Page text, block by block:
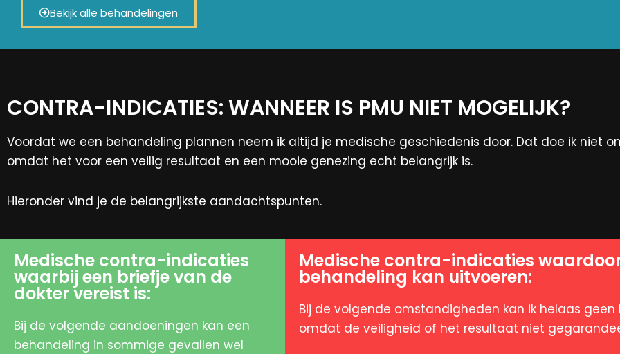
Bekijk alle behandelingen
CONTRA-INDICATIES: WANNEER IS PMU NIET MOGELIJK?
Voordat we een behandeling plannen neem ik altijd je medische geschiedenis door. Dat doe ik niet
omdat het voor een veilig resultaat en een mooie genezing echt belangrijk is.
Hieronder vind je de belangrijkste aandachtspunten.
Medische contra-indicaties
waarbij een briefje van de
dokter vereist is:
Bij de volgende aandoeningen kan een
behandeling in sommige gevallen wel
Medische contra-indicaties
behandeling kan uitvoeren:
Bij de volgende omstandigheden kan ik helaas
omdat de veiligheid of het resultaat niet